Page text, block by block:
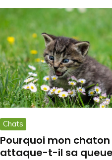
Chats
Pourquoi mon chaton
attaque-t-il sa